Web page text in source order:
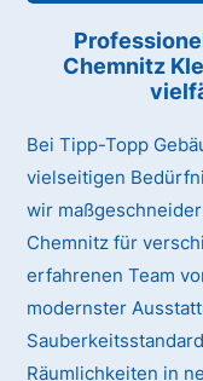
Chemnitz
Bei Tipp-Topp
vielseitigen
wir
Chemnitz für
erfahrenen Team
modernster
Räumlichkeiten in